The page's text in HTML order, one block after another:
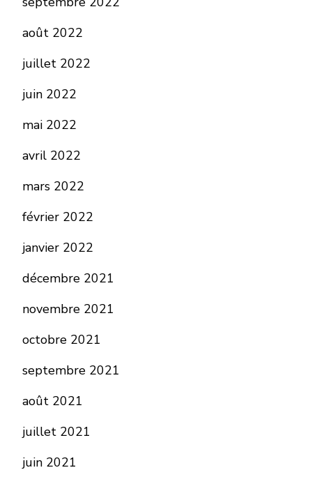
août 2022
juillet 2022
juin 2022
mai 2022
avril 2022
mars 2022
février 2022
janvier 2022
décembre 2021
novembre 2021
octobre 2021
septembre 2021
août 2021
juillet 2021
juin 2021